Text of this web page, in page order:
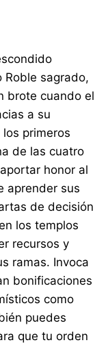
Roble sagrado,
brote cuando el
a su
primeros
de las cuatro
honor al
aprender sus
de decisión
los templos
recursos y
ramas. Invoca
bonificaciones
como
puedes
que tu orden